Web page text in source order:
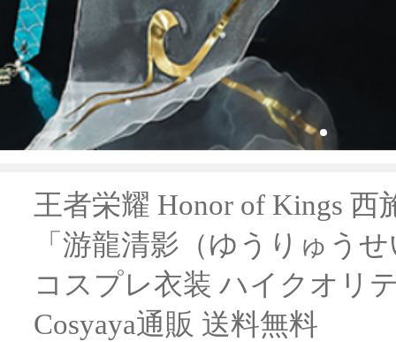
王者栄耀 Honor of Kings 西
「游龍清影（ゆうりゅう
コスプレ衣装 ハイクオリ
Cosyaya通販 送料無料